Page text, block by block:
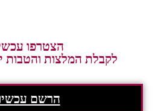
הצטרפו
לקבלת המלצות והטבות
הרשם